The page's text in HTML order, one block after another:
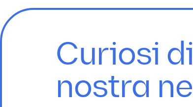
Curiosi
nostra